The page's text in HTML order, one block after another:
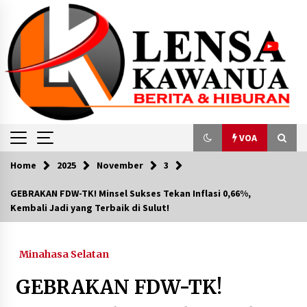
content
VOA
VOA
NATO Kukuhkan Dukungan ke Ukraina, Desak
Tiongkok Tak Dukung Rusia
July 13, 2024
Home 2025 November 3
‎GEBRAKAN FDW-TK! Minsel Sukses Tekan Inflasi 0,66%,
Kembali Jadi yang Terbaik di Sulut!‎
Minahasa Selatan
‎GEBRAKAN FDW-TK!